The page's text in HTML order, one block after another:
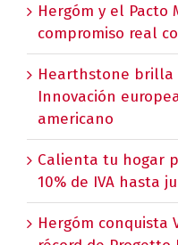
Hergóm y el Pacto
compromiso real
Hearthstone brilla
Innovación
americano
Calienta tu hogar
10% de IVA hasta
Hergóm conquista